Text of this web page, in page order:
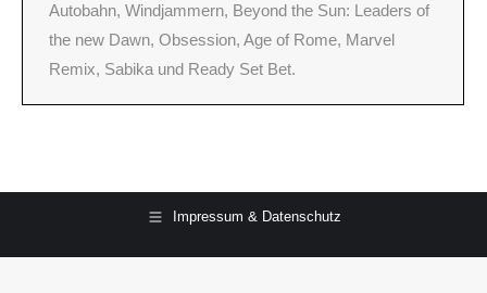
Autobahn, Windjammern, Beyond the Sun: Leaders of
the new Dawn, Obsession, Age of Rome, Marvel
Remix, Sabika und Ready Set Bet.
Impressum & Datenschutz